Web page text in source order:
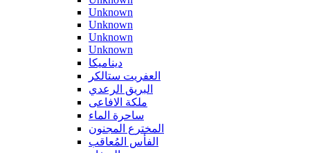
Unknown
Unknown
Unknown
Unknown
ديناميكا
العفريت ستالكر
البريق الرعدي
ملكة الافاعى
ساحرة الماء
المخترع المجنون
الفأس المُعاقب